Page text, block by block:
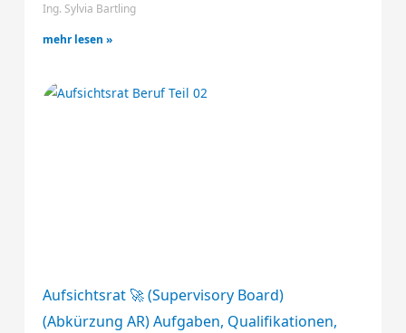
Ing. Sylvia Bartling
mehr lesen »
Aufsichtsrat 🚀 (Supervisory Board)
(Abkürzung AR) Aufgaben, Qualifikationen,